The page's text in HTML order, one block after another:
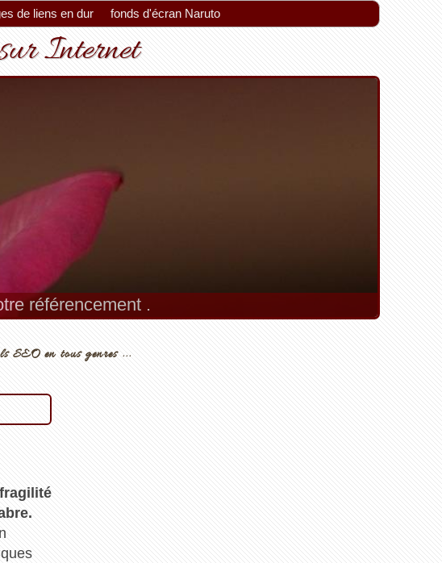
de liens en dur fonds d'écran Naruto
Internet
référencement .
SEO en tous genres ...